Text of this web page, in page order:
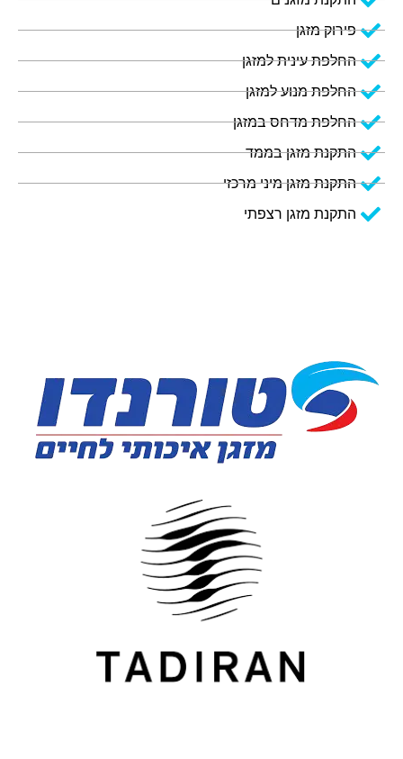
פירוק מזגן
החלפת עינית למזגן
החלפת מנוע למזגן
החלפת מדחס במזגן
התקנת מזגן בממד
התקנת מזגן מיני מרכזי
התקנת מזגן רצפתי